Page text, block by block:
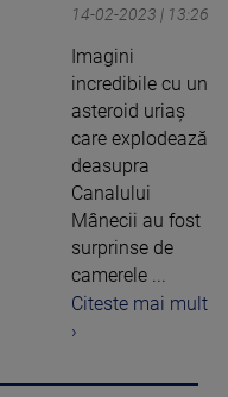
14-02-2023 | 13:26
Imagini
incredibile cu un
asteroid uriaș
care explodează
deasupra
Canalului
Mânecii au fost
surprinse de
camerele ...
Citeste mai mult
›